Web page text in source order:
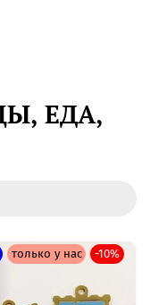
ЕДА,
только у нас -10%